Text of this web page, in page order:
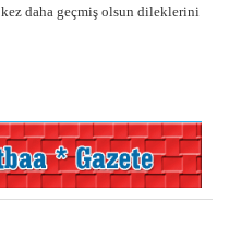
daha geçmiş olsun dileklerini